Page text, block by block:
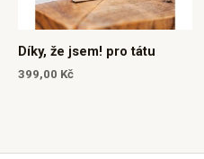
Díky, že jsem! pro tátu
399,00 Kč